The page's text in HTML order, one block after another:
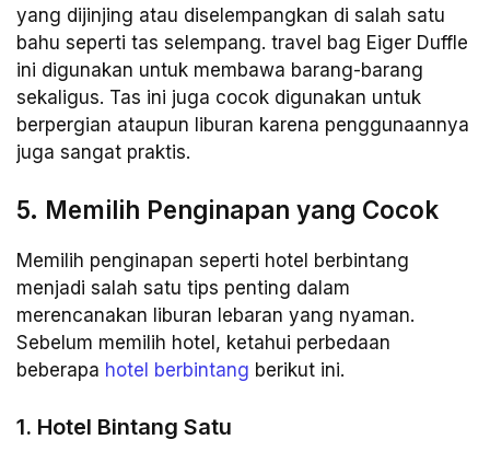
yang dijinjing atau diselempangkan di salah satu
bahu seperti tas selempang. travel bag Eiger Duffle
ini digunakan untuk membawa barang-barang
sekaligus. Tas ini juga cocok digunakan untuk
berpergian ataupun liburan karena penggunaannya
juga sangat praktis.
5. Memilih Penginapan yang Cocok
Memilih penginapan seperti hotel berbintang
menjadi salah satu tips penting dalam
merencanakan liburan lebaran yang nyaman.
Sebelum memilih hotel, ketahui perbedaan
beberapa hotel berbintang berikut ini.
1. Hotel Bintang Satu